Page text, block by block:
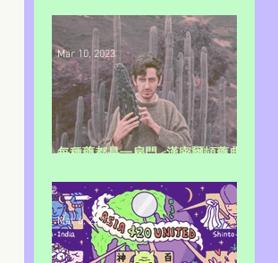
每種藥都是一扇門 <漢密爾頓藥典
Mar 10, 2023
Mar 6, 2023